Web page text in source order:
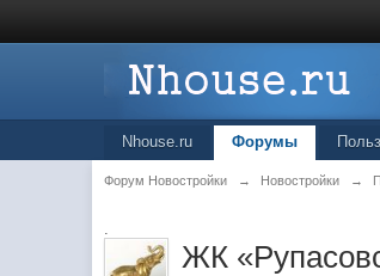
Nhouse.ru Форумы
Форум Новостройки → Новостройки →
.
ЖК